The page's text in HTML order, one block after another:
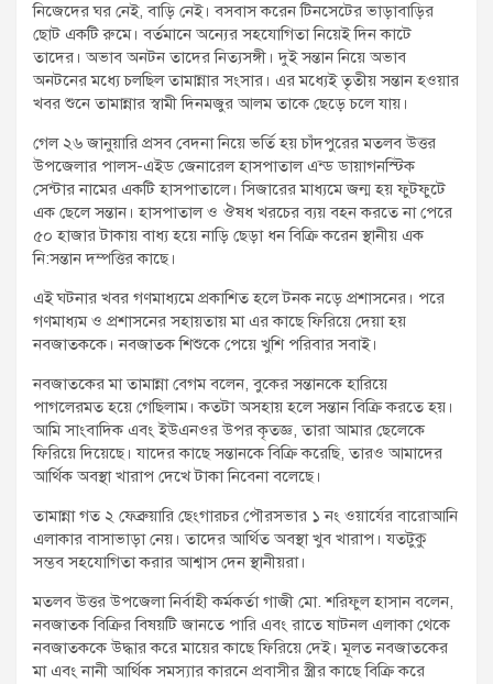
নিজেদের ঘর নেই, বাড়ি নেই। বসবাস করেন টিনসেটের ভাড়াবাড়ির
ছোট একটি রুমে। বর্তমানে অন্যের সহযোগিতা নিয়েই দিন কাটে
তাদের। অভাব অনটন তাদের নিত্যসঙ্গী। দুই সন্তান নিয়ে অভাব
অনটনের মধ্যে চলছিল তামান্নার সংসার। এর মধ্যেই তৃতীয় সন্তান হওয়ার
খবর শুনে তামান্নার স্বামী দিনমজুর আলম তাকে ছেড়ে চলে যায়।
গেল ২৬ জানুয়ারি প্রসব বেদনা নিয়ে ভর্তি হয় চাঁদপুরের মতলব উত্তর
উপজেলার পালস-এইড জেনারেল হাসপাতাল এন্ড ডায়াগনস্টিক
সেন্টার নামের একটি হাসপাতালে। সিজারের মাধ্যমে জন্ম হয় ফুটফুটে
এক ছেলে সন্তান। হাসপাতাল ও ঔষধ খরচের ব্যয় বহন করতে না পেরে
৫০ হাজার টাকায় বাধ্য হয়ে নাড়ি ছেড়া ধন বিক্রি করেন স্থানীয় এক
নি:সন্তান দম্পত্তির কাছে।
এই ঘটনার খবর গণমাধ্যমে প্রকাশিত হলে টনক নড়ে প্রশাসনের। পরে
গণমাধ্যম ও প্রশাসনের সহায়তায় মা এর কাছে ফিরিয়ে দেয়া হয়
নবজাতককে। নবজাতক শিশুকে পেয়ে খুশি পরিবার সবাই।
নবজাতকের মা তামান্না বেগম বলেন, বুকের সন্তানকে হারিয়ে
পাগলেরমত হয়ে গেছিলাম। কতটা অসহায় হলে সন্তান বিক্রি করতে হয়।
আমি সাংবাদিক এবং ইউএনওর উপর কৃতজ্ঞ, তারা আমার ছেলেকে
ফিরিয়ে দিয়েছে। যাদের কাছে সন্তানকে বিক্রি করেছি, তারও আমাদের
আর্থিক অবস্থা খারাপ দেখে টাকা নিবেনা বলেছে।
তামান্না গত ২ ফেব্রুয়ারি ছেংগারচর পৌরসভার ১ নং ওয়ার্যের বারোআনি
এলাকার বাসাভাড়া নেয়। তাদের আর্থিত অবস্থা খুব খারাপ। যতটুকু
সম্ভব সহযোগিতা করার আশ্বাস দেন স্থানীয়রা।
মতলব উত্তর উপজেলা নির্বাহী কর্মকর্তা গাজী মো. শরিফুল হাসান বলেন,
নবজাতক বিক্রির বিষয়টি জানতে পারি এবং রাতে ষাটনল এলাকা থেকে
নবজাতককে উদ্ধার করে মায়ের কাছে ফিরিয়ে দেই। মূলত নবজাতকের
মা এবং নানী আর্থিক সমস্যার কারনে প্রবাসীর স্ত্রীর কাছে বিক্রি করে